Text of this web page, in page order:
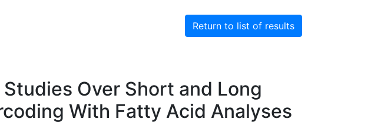
Return to list of results
Over Short and Long
With Fatty Acid Analyses